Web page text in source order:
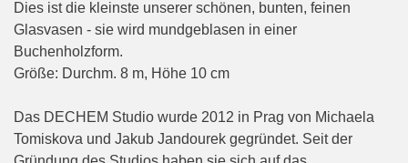
Dies ist die kleinste unserer schönen, bunten, feinen
Glasvasen - sie wird mundgeblasen in einer
Buchenholzform.
Größe: Durchm. 8 m, Höhe 10 cm
Das DECHEM Studio wurde 2012 in Prag von Michaela
Tomiskova und Jakub Jandourek gegründet. Seit der